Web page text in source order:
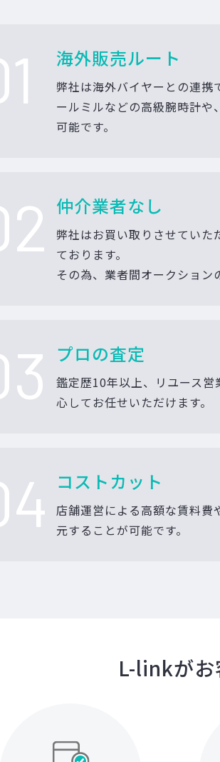
海外販売ルート
弊社は海外バイヤーとの連携
ールミルなどの高級腕時計
可能です。
仲介業者なし
弊社はお買い取りさせていた
ております。
その為、業者間オークション
プロの査定
鑑定歴10年以上、リユース
心してお任せいただけます。
コストカット
店舗運営による高額な賃料費
元することが可能です。
L-linkがお